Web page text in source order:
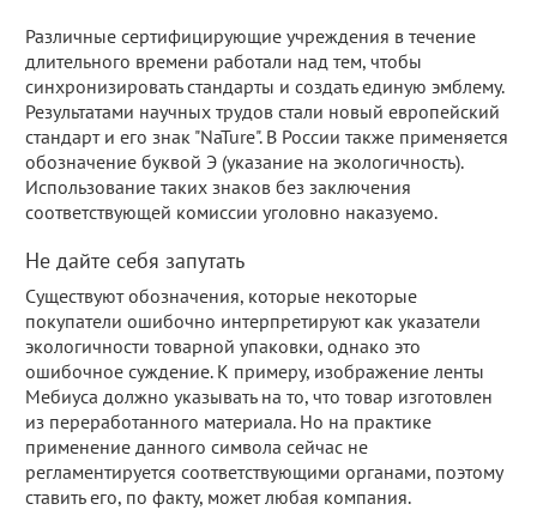
Различные сертифицирующие учреждения в течение
длительного времени работали над тем, чтобы
синхронизировать стандарты и создать единую эмблему.
Результатами научных трудов стали новый европейский
стандарт и его знак "NaTure". В России также применяется
обозначение буквой Э (указание на экологичность).
Использование таких знаков без заключения
соответствующей комиссии уголовно наказуемо.
Не дайте себя запутать
Существуют обозначения, которые некоторые
покупатели ошибочно интерпретируют как указатели
экологичности товарной упаковки, однако это
ошибочное суждение. К примеру, изображение ленты
Мебиуса должно указывать на то, что товар изготовлен
из переработанного материала. Но на практике
применение данного символа сейчас не
регламентируется соответствующими органами, поэтому
ставить его, по факту, может любая компания.